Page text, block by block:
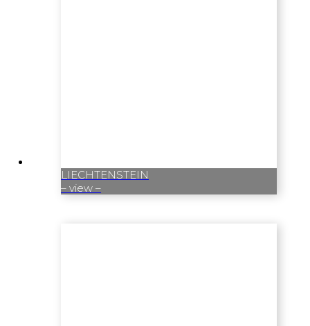
LIECHTENSTEIN
– view –